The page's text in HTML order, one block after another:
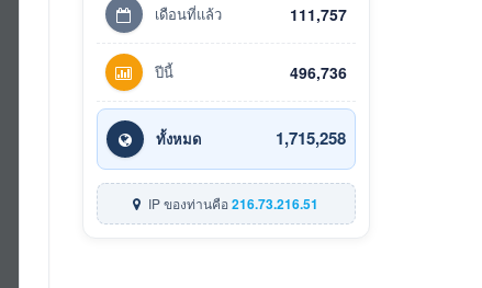
เดือนที่แล้ว 111,757
ปีนี้ 496,736
ทั้งหมด 1,715,258
IP ของท่านคือ216.73.216.51